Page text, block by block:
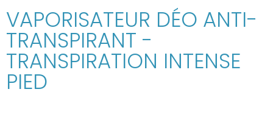
VAPORISATEUR DÉO ANTI-
TRANSPIRANT -
TRANSPIRATION INTENSE
PIED